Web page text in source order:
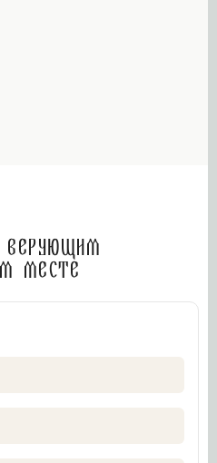
месте